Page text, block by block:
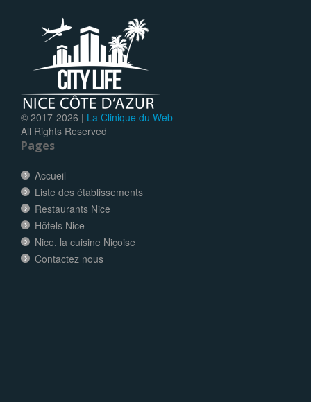
© 2017-2026 | La Clinique du Web
All Rights Reserved
Pages
Accueil
Liste des établissements
Restaurants Nice
Hôtels Nice
Nice, la cuisine Niçoise
Contactez nous